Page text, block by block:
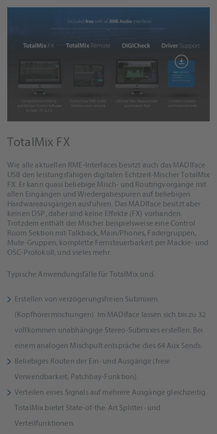
TotalMix FX
Wie alle aktuellen RME-Interfaces besitzt auch das MADIface
USB den leistungsfähigen digitalen Echtzeit-Mischer TotalMix
FX. Er kann quasi beliebige Misch- und Routingvorgänge mit
allen Eingängen und Wiedergabespuren auf beliebigen
Hardwareausgängen ausführen. Das MADIface besitzt aber
keinen DSP, daher sind keine Effekte (FX) vorhanden.
Trotzdem enthält der Mischer beispielsweise eine Control
Room Sektion mit Talkback, Main/Phones, Fadergruppen,
Mute-Gruppen, komplette Fernsteuerbarkeit per Mackie- und
OSC-Protokoll, und vieles mehr.
Typische Anwendungsfälle für TotalMix sind:
Erstellen von verzögerungsfreien Submixen
(Kopfhörermischungen). Im MADIface lassen sich bis zu 32
vollkommen unabhängige Stereo-Submixes erstellen. Bei
einem analogen Mischpult entspräche dies 64 Aux Sends.
Beliebiges Routen der Ein- und Ausgänge (freie
Verwendbarkeit, Patchbay-Funktion).
Verteilen eines Signals auf mehrere Ausgänge gleichzeitig.
TotalMix bietet State-of-the-Art Splitter- und
Verteilfunktionen.